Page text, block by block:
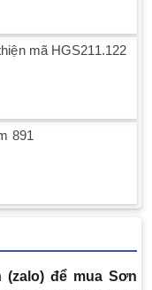
mã HGS211.122
891
(zalo) để mua Sơn